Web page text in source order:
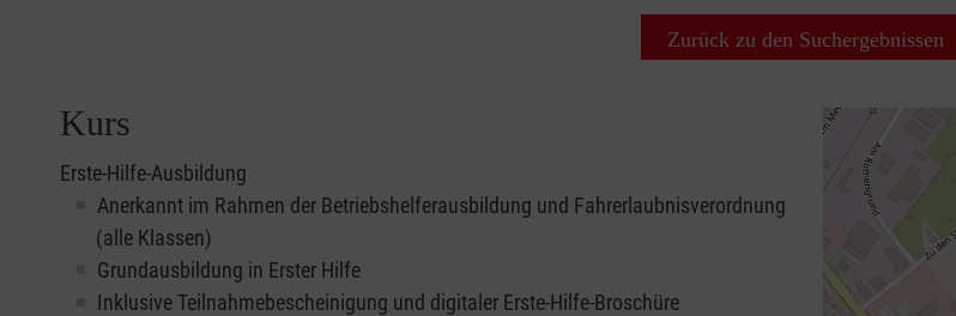
Zurück zu den Suchergebnissen
Kurs
Erste-Hilfe-Ausbildung
Anerkannt im Rahmen der Betriebshelferausbildung und Fahrerlaubnisverordnung
(alle Klassen)
Grundausbildung in Erster Hilfe
Inklusive Teilnahmebescheinigung und digitaler Erste-Hilfe-Broschüre